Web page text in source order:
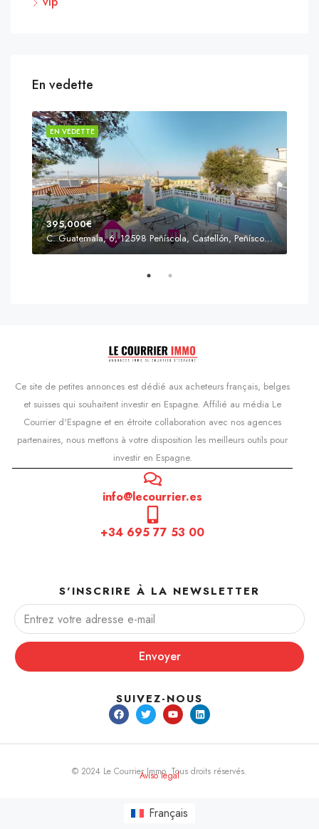
En vedette
EN VEDETTE
395,000€
C. Guatemala, 6, 12598 Peñíscola, Castellón, Peñíscola, Communauté valencienne
Ce site de petites annonces est dédié aux acheteurs français, belges
et suisses qui souhaitent investir en Espagne. Affilié au média Le
Courrier d'Espagne et en étroite collaboration avec nos agences
partenaires, nous mettons à votre disposition les meilleurs outils pour
investir en Espagne.
info@lecourrier.es
+34 695 77 53 00
S'INSCRIRE À LA NEWSLETTER
Envoyer
SUIVEZ-NOUS
© 2024 Le Courrier Immo. Tous droits réservés.
Aviso legal
Français